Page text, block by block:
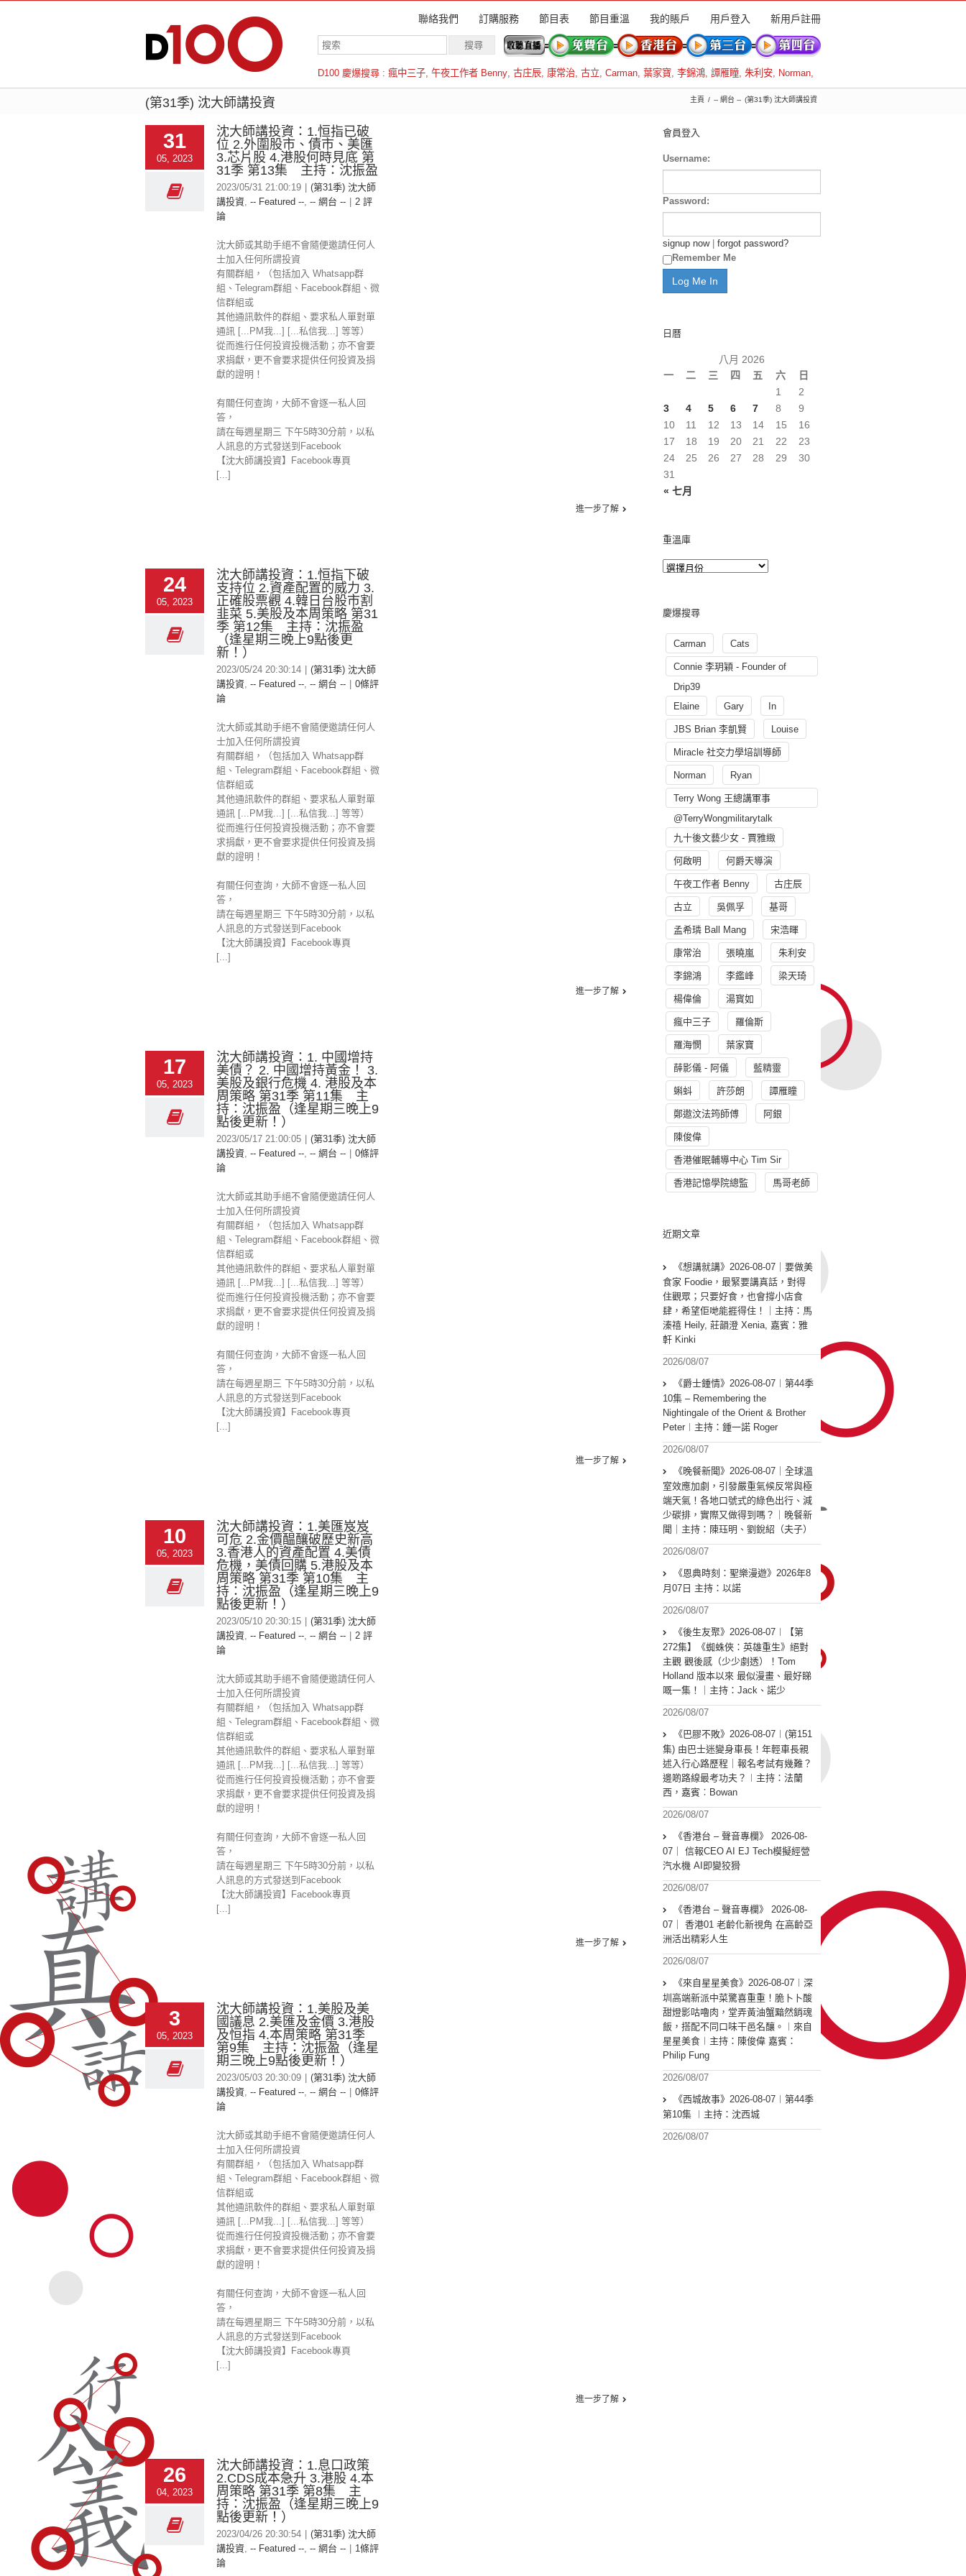
聯絡我們 訂購服務 節目表 節目重溫 我的賬戶 用戶登入 新用戶註冊
D100 慶爆搜尋 : 瘋中三子, 午夜工作者 Benny, 古庄辰, 康常治, 古立, Carman, 葉家寶, 李錦鴻, 譚雁瞳, 朱利安, Norman,
羅倫斯
(第31季) 沈大師講投資 主頁 -- 網台 -- (第31季) 沈大師講投資
31
05, 2023
沈大師講投資：1.恒指已破
位 2.外圍股市、債市、美匯
3.芯片股 4.港股何時見底 第
31季 第13集 主持：沈振盈
2023/05/31 21:00:19
(第31季) 沈大師
講投資, -- Featured --, -- 網台 --
2 評
論
沈大師或其助手絕不會隨便邀請任何人
士加入任何所謂投資
有關群組，（包括加入 Whatsapp群
組、Telegram群組、Facebook群組、微
信群組或
其他通訊軟件的群組、要求私人單對單
通訊 [...PM我...] [...私信我...] 等等）
從而進行任何投資投機活動；亦不會要
求捐獻，更不會要求提供任何投資及捐
獻的證明！
有關任何查詢，大師不會逐一私人回
答，
請在每週星期三 下午5時30分前，以私
人訊息的方式發送到Facebook
【沈大師講投資】Facebook專頁
[...]
進一步了解
24
05, 2023
沈大師講投資：1.恒指下破
支持位 2.資產配置的威力 3.
正確股票觀 4.韓日台股市割
韭菜 5.美股及本周策略 第31
季 第12集 主持：沈振盈
（逢星期三晚上9點後更
新！）
2023/05/24 20:30:14
(第31季) 沈大師
講投資, -- Featured --, -- 網台 --
0條評
論
沈大師或其助手絕不會隨便邀請任何人
士加入任何所謂投資
有關群組，（包括加入 Whatsapp群
組、Telegram群組、Facebook群組、微
信群組或
其他通訊軟件的群組、要求私人單對單
通訊 [...PM我...] [...私信我...] 等等）
從而進行任何投資投機活動；亦不會要
求捐獻，更不會要求提供任何投資及捐
獻的證明！
有關任何查詢，大師不會逐一私人回
答，
請在每週星期三 下午5時30分前，以私
人訊息的方式發送到Facebook
【沈大師講投資】Facebook專頁
[...]
進一步了解
17
05, 2023
沈大師講投資：1. 中國增持
美債？ 2. 中國增持黃金！ 3.
美股及銀行危機 4. 港股及本
周策略 第31季 第11集 主
持：沈振盈（逢星期三晚上9
點後更新！）
2023/05/17 21:00:05
(第31季) 沈大師
講投資, -- Featured --, -- 網台 --
0條評
論
沈大師或其助手絕不會隨便邀請任何人
士加入任何所謂投資
有關群組，（包括加入 Whatsapp群
組、Telegram群組、Facebook群組、微
信群組或
其他通訊軟件的群組、要求私人單對單
通訊 [...PM我...] [...私信我...] 等等）
從而進行任何投資投機活動；亦不會要
求捐獻，更不會要求提供任何投資及捐
獻的證明！
有關任何查詢，大師不會逐一私人回
答，
請在每週星期三 下午5時30分前，以私
人訊息的方式發送到Facebook
【沈大師講投資】Facebook專頁
[...]
進一步了解
10
05, 2023
沈大師講投資：1.美匯岌岌
可危 2.金價醖釀破歷史新高
3.香港人的資產配置 4.美債
危機，美債回購 5.港股及本
周策略 第31季 第10集 主
持：沈振盈（逢星期三晚上9
點後更新！）
2023/05/10 20:30:15
(第31季) 沈大師
講投資, -- Featured --, -- 網台 --
2 評
論
沈大師或其助手絕不會隨便邀請任何人
士加入任何所謂投資
有關群組，（包括加入 Whatsapp群
組、Telegram群組、Facebook群組、微
信群組或
其他通訊軟件的群組、要求私人單對單
通訊 [...PM我...] [...私信我...] 等等）
從而進行任何投資投機活動；亦不會要
求捐獻，更不會要求提供任何投資及捐
獻的證明！
有關任何查詢，大師不會逐一私人回
答，
請在每週星期三 下午5時30分前，以私
人訊息的方式發送到Facebook
【沈大師講投資】Facebook專頁
[...]
進一步了解
3
05, 2023
沈大師講投資：1.美股及美
國議息 2.美匯及金價 3.港股
及恒指 4.本周策略 第31季
第9集 主持：沈振盈（逢星
期三晚上9點後更新！）
2023/05/03 20:30:09
(第31季) 沈大師
講投資, -- Featured --, -- 網台 --
0條評
論
沈大師或其助手絕不會隨便邀請任何人
士加入任何所謂投資
有關群組，（包括加入 Whatsapp群
組、Telegram群組、Facebook群組、微
信群組或
其他通訊軟件的群組、要求私人單對單
通訊 [...PM我...] [...私信我...] 等等）
從而進行任何投資投機活動；亦不會要
求捐獻，更不會要求提供任何投資及捐
獻的證明！
有關任何查詢，大師不會逐一私人回
答，
請在每週星期三 下午5時30分前，以私
人訊息的方式發送到Facebook
【沈大師講投資】Facebook專頁
[...]
進一步了解
26
04, 2023
沈大師講投資：1.息口政策
2.CDS成本急升 3.港股 4.本
周策略 第31季 第8集 主
持：沈振盈（逢星期三晚上9
點後更新！）
2023/04/26 20:30:54
(第31季) 沈大師
講投資, -- Featured --, -- 網台 --
1條評
論
會員登入
Username:
Password:
signup now| forgot password?
Remember Me
日曆
八月 2026
一
二 三 四 五 六 日
« 七月
1
2
3
4 5 6 7 8
9
10
11 12 13 14 15
16
17
18 19 20 21 22
23
24
25 26 27 28 29
30
31
重溫庫
慶爆搜尋
Carman Cats
Connie 李玥穎 - Founder of
Drip39
Elaine
Gary In
JBS Brian 李凱賢 Louise
Miracle 社交力學培訓導師
Norman Ryan
Terry Wong 王總講軍事
@TerryWongmilitarytalk
九十後文藝少女 - 賈雅緻
何啟明 何爵天導演
午夜工作者 Benny 古庄辰
古立 吳佩孚 基哥
孟希璘 Ball Mang 宋浩暉
康常治 張曉嵐 朱利安
李錦鴻 李鑑峰 梁天琦
楊偉倫 湯寳如
瘋中三子 羅倫斯
羅海憫 葉家寶
薛影儀 - 阿儀 藍精靈
蝌蚪 許莎朗 譚雁瞳
鄭遨汶法筠師傅 阿銀
陳俊偉
香港催眠輔導中心 Tim Sir
香港記憶學院總監 馬哥老師
近期文章
《想講就講》2026-08-07｜要做美
食家 Foodie，最緊要講真話，對得
住觀眾；只要好食，也會撐小店食
肆，希望佢哋能捱得住！｜主持：馬
溱禧 Heily, 莊韻澄 Xenia, 嘉賓：雅
軒 Kinki
2026/08/07
《爵士鍾情》2026-08-07︱第44季
10集 – Remembering the
Nightingale of the Orient & Brother
Peter︱主持：鍾一諾 Roger
2026/08/07
《晚餐新聞》2026-08-07｜全球溫
室效應加劇，引發嚴重氣候反常與極
端天氣！各地口號式的綠色出行、減
少碳排，實際又做得到嗎？｜晚餐新
聞｜主持：陳珏明、劉銳紹（夫子）
2026/08/07
《恩典時刻：聖樂漫遊》2026年8
月07日 主持：以諾
2026/08/07
《後生友聚》2026-08-07︱【第
272集】《蜘蛛俠：英雄重生》絕對
主觀 觀後感（少少劇透）！Tom
Holland 版本以來 最似漫畫、最好睇
嘅一集！｜主持：Jack、諾少
2026/08/07
《巴膠不敗》2026-08-07︱(第151
集) 由巴士迷變身車長！年輕車長親
述入行心路歷程｜報名考試有幾難？
邊啲路線最考功夫？︱主持：法蘭
西，嘉賓︰Bowan
2026/08/07
《香港台 – 聲音專欄》 2026-08-
07｜ 信報CEO AI EJ Tech模擬經營
汽水機 AI即變狡猾
2026/08/07
《香港台 – 聲音專欄》 2026-08-
07｜ 香港01 老齡化新視角 在高齡亞
洲活出精彩人生
2026/08/07
《來自星星美食》2026-08-07︱深
圳高端新派中菜驚喜重重！脆卜卜酸
甜燈影咕嚕肉，堂弄黃油蟹黯然銷魂
飯，搭配不同口味干邑名釀。︱來自
星星美食︱主持：陳俊偉 嘉賓：
Philip Fung
2026/08/07
《西城故事》2026-08-07︱第44季
第10集 ︱主持：沈西城
2026/08/07